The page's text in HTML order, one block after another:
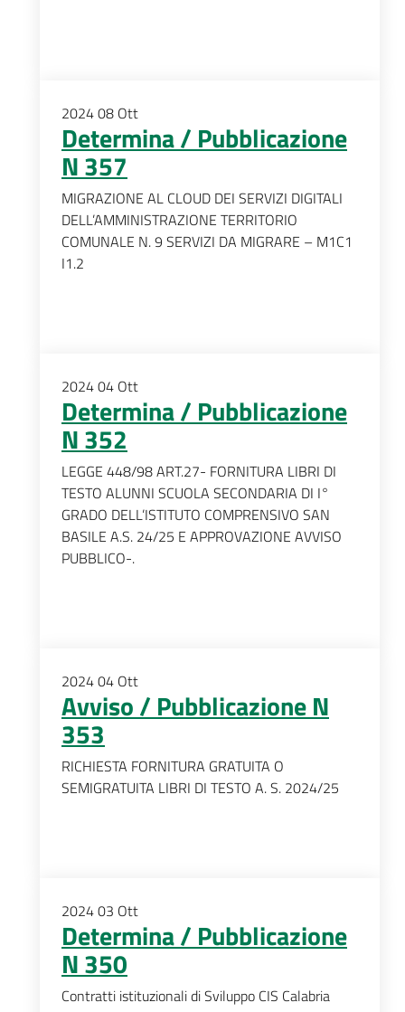
202408 Ott
Determina / Pubblicazione
N 357
MIGRAZIONE AL CLOUD DEI SERVIZI DIGITALI
DELL’AMMINISTRAZIONE TERRITORIO
COMUNALE N. 9 SERVIZI DA MIGRARE – M1C1
I1.2
202404 Ott
Determina / Pubblicazione
N 352
LEGGE 448/98 ART.27- FORNITURA LIBRI DI
TESTO ALUNNI SCUOLA SECONDARIA DI I°
GRADO DELL’ISTITUTO COMPRENSIVO SAN
BASILE A.S. 24/25 E APPROVAZIONE AVVISO
PUBBLICO-.
202404 Ott
Avviso / Pubblicazione N
353
RICHIESTA FORNITURA GRATUITA O
SEMIGRATUITA LIBRI DI TESTO A. S. 2024/25
202403 Ott
Determina / Pubblicazione
N 350
Contratti istituzionali di Sviluppo CIS Calabria